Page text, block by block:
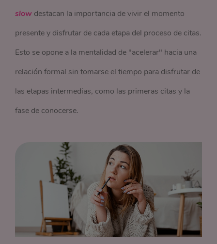
slow destacan la importancia de vivir el momento
presente y disfrutar de cada etapa del proceso de citas.
Esto se opone a la mentalidad de "acelerar" hacia una
relación formal sin tomarse el tiempo para disfrutar de
las etapas intermedias, como las primeras citas y la
fase de conocerse.